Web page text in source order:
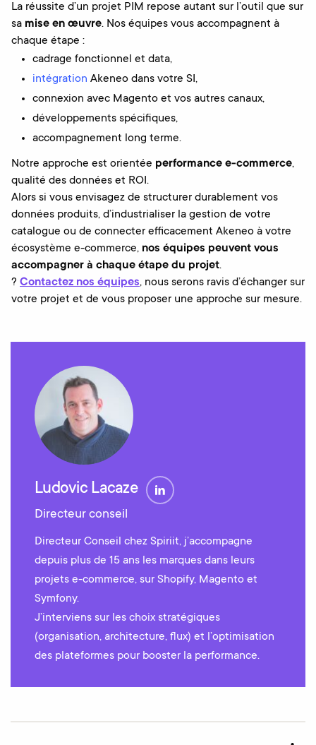
La réussite d’un projet PIM repose autant sur l’outil que sur
sa mise en œuvre. Nos équipes vous accompagnent à
chaque étape :
cadrage fonctionnel et data,
intégration Akeneo dans votre SI,
connexion avec Magento et vos autres canaux,
développements spécifiques,
accompagnement long terme.
Notre approche est orientée performance e-commerce,
qualité des données et ROI.
Alors si vous envisagez de structurer durablement vos
données produits, d’industrialiser la gestion de votre
catalogue ou de connecter efficacement Akeneo à votre
écosystème e-commerce, nos équipes peuvent vous
accompagner à chaque étape du projet.
? Contactez nos équipes, nous serons ravis d’échanger sur
votre projet et de vous proposer une approche sur mesure.
Ludovic Lacaze
Directeur conseil
Directeur Conseil chez Spiriit, j’accompagne
depuis plus de 15 ans les marques dans leurs
projets e-commerce, sur Shopify, Magento et
Symfony.
J’interviens sur les choix stratégiques
(organisation, architecture, flux) et l’optimisation
des plateformes pour booster la performance.